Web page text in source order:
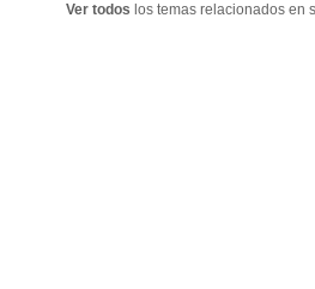
Ver todos los temas relacionados en